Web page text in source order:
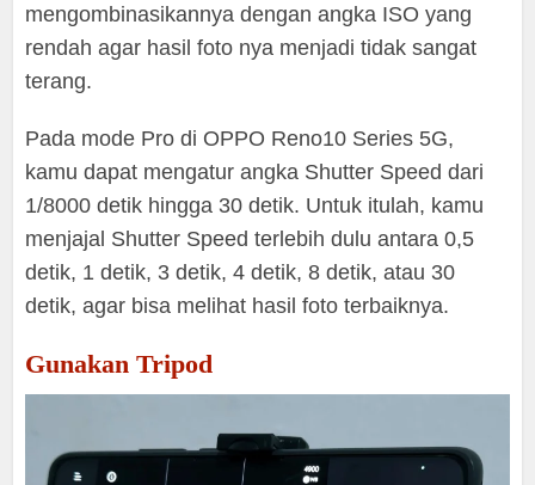
mengombinasikannya dengan angka ISO yang
rendah agar hasil foto nya menjadi tidak sangat
terang.
Pada mode Pro di OPPO Reno10 Series 5G,
kamu dapat mengatur angka Shutter Speed dari
1/8000 detik hingga 30 detik. Untuk itulah, kamu
menjajal Shutter Speed terlebih dulu antara 0,5
detik, 1 detik, 3 detik, 4 detik, 8 detik, atau 30
detik, agar bisa melihat hasil foto terbaiknya.
Gunakan Tripod